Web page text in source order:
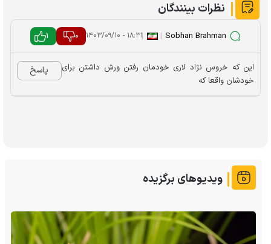
نظرات بینندگان
Sobhan Brahman
|
|۱۸:۳۱ - ۱۴۰۳/۰۹/۱۰ 0
1
این که خروس نژاد لاری خودمان رفتن ورش داشتن برای
خودشان واقعا که
پاسخ
ویدیوهای برگزیده